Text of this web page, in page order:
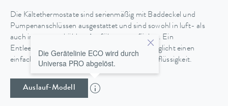
Die Kältethermostate sind serienmäßig mit Baddeckel und
Pumpenanschlüssen ausgestattet und sind sowohl in luft- als
auch in wassergekühlter Ausführung verfügbar. Ein
Entleerungshahn an der Geräterückseite ermöglicht einen
einfachen und sicheren Wechsel der Temperierflüssigkeit.
Auslauf-Modell
Die Gerätelinie ECO wird durch
Universa PRO abgelöst.